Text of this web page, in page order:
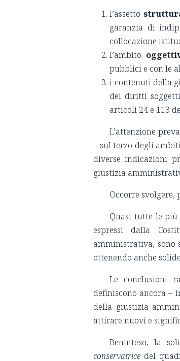
l’assetto
garanzia di
collocazione
l’ambito
pubblici e con le
i contenuti della
dei diritti
articoli 24 e 113
L’attenzione
– sul terzo degli
diverse indicazioni
giustizia
Occorre
Quasi tutte le
espressi dalla
amministrativa, sono
ottenendo anche
Le conclusioni
definiscono ancora –
della giustizia
attirare nuovi e
Beninteso, la
conservatrice del